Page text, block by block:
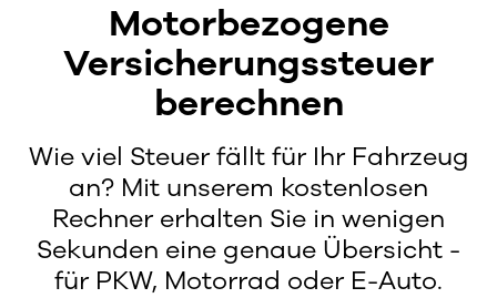
Motorbezogene
Versicherungssteuer
berechnen
Wie viel Steuer fällt für Ihr Fahrzeug
an? Mit unserem kostenlosen
Rechner erhalten Sie in wenigen
Sekunden eine genaue Übersicht -
für PKW, Motorrad oder E-Auto.